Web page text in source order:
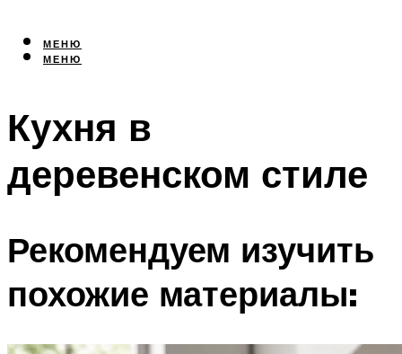
МЕНЮ
МЕНЮ
Кухня в
деревенском стиле
Рекомендуем изучить
похожие материалы: